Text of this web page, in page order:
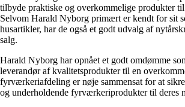
tilbyde praktiske og overkommelige produkter
Selvom Harald Nyborg primært er kendt for sit
husartikler, har de også et godt udvalg af
salg.
Harald Nyborg har opnået et godt omdømme
leverandør af kvalitetsprodukter til en
fyrværkeriafdeling er nøje sammensat for at
og underholdende fyrværkeriprodukter til deres